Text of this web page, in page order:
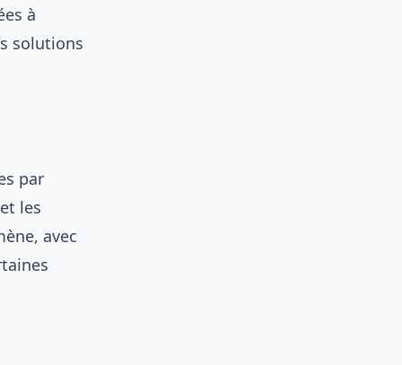
à
solutions
par
les
avec